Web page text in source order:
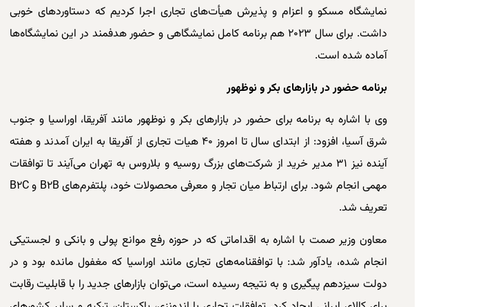
نمایشگاه مسکو و اعزام و پذیرش هیأت‌های تجاری اجرا کردیم که دستاوردهای خوبی
داشت. برای سال ۲۰۲۳ هم برنامه کامل نمایشگاهی و حضور هدفمند در این نمایشگاه‌ها
آماده شده است.
برنامه حضور در بازارهای بکر و نوظهور
وی با اشاره به برنامه برای حضور در بازارهای بکر و نوظهور مانند آفریقا، اوراسیا و جنوب
شرق آسیا، افزود: از ابتدای سال تا امروز ۴۰ هیات تجاری از آفریقا به ایران آمدند و هفته
آینده نیز ۳۱ مدیر خرید از شرکت‌های بزرگ روسیه و بلاروس به تهران می‌آیند تا توافقات
مهمی انجام شود. برای ارتباط میان تجار و معرفی محصولات خود، پلتفرم‌های B۲B و B۲C
تعریف شد.
معاون وزیر صمت با اشاره به اقداماتی که در حوزه رفع موانع پولی و بانکی و لجستیکی
انجام شده، یادآور شد: با توافقنامه‌های تجاری مانند اوراسیا که مغفول مانده بود و در
دولت سیزدهم پیگیری و به نتیجه رسیده است، می‌توان بازارهای جدید را با قابلیت رقابت